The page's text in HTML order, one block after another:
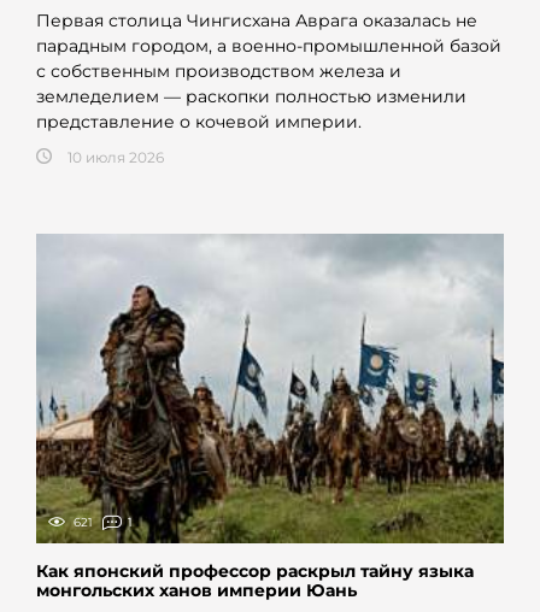
Первая столица Чингисхана Аврага оказалась не
парадным городом, а военно-промышленной базой
с собственным производством железа и
земледелием — раскопки полностью изменили
представление о кочевой империи.
10 июля 2026
621 1
Как японский профессор раскрыл тайну языка
монгольских ханов империи Юань